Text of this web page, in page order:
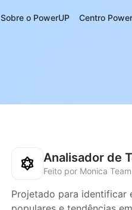
Sobre o PowerUP Centro
Feito por Monica Team
Projetado para identificar